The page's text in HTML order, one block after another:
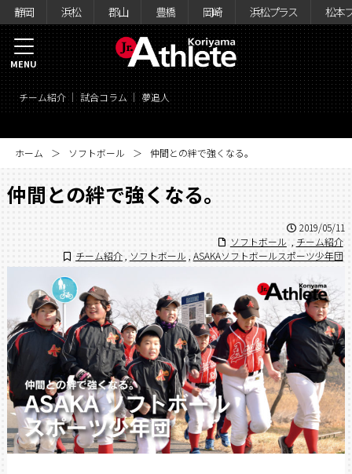
静岡 浜松 郡山 豊橋 岡崎 浜松プラス 松本
チーム紹介 試合コラム 夢追人
MENU
ホーム ソフトボール 仲間との絆で強くなる。
仲間との絆で強くなる。
2019/05/11
ソフトボール
チーム紹介
チーム紹介
ソフトボール ASAKAソフトボールスポーツ少年団